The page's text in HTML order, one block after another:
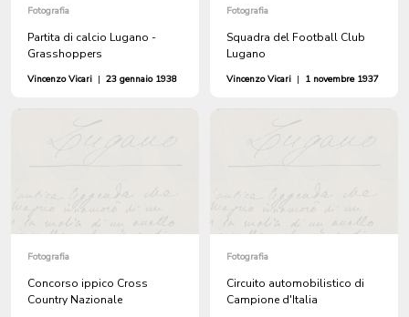
Fotografia
Partita di calcio Lugano -
Grasshoppers
Vincenzo Vicari | 23 gennaio 1938
Fotografia
Squadra del Football Club
Lugano
Vincenzo Vicari | 1 novembre 1937
Fotografia
Concorso ippico Cross
Country Nazionale
Fotografia
Circuito automobilistico di
Campione d'Italia